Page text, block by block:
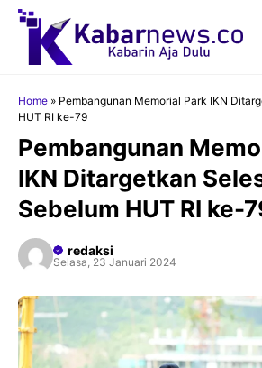
Langsung
Home » Pembangunan Memorial Park IKN
HUT RI ke-79
Pembangunan
IKN Ditargetkan
Sebelum HUT RI ke-
redaksi
Selasa, 23 Januari 2024